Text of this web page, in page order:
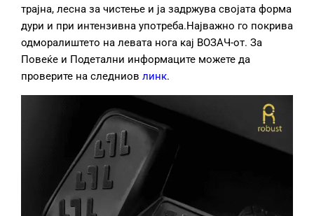
трајна, лесна за чистење и ја задржува својата форма
дури и при интензивна употреба.Најважно го покрива
одморалиштето на левата нога кај ВОЗАЧ-от. За
Повеќе и Подетални информаците можете да
проверите на следниов линк.